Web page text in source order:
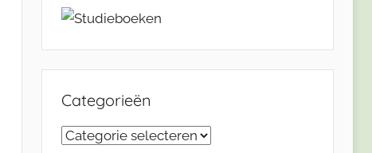
Categorieën
Categorieën